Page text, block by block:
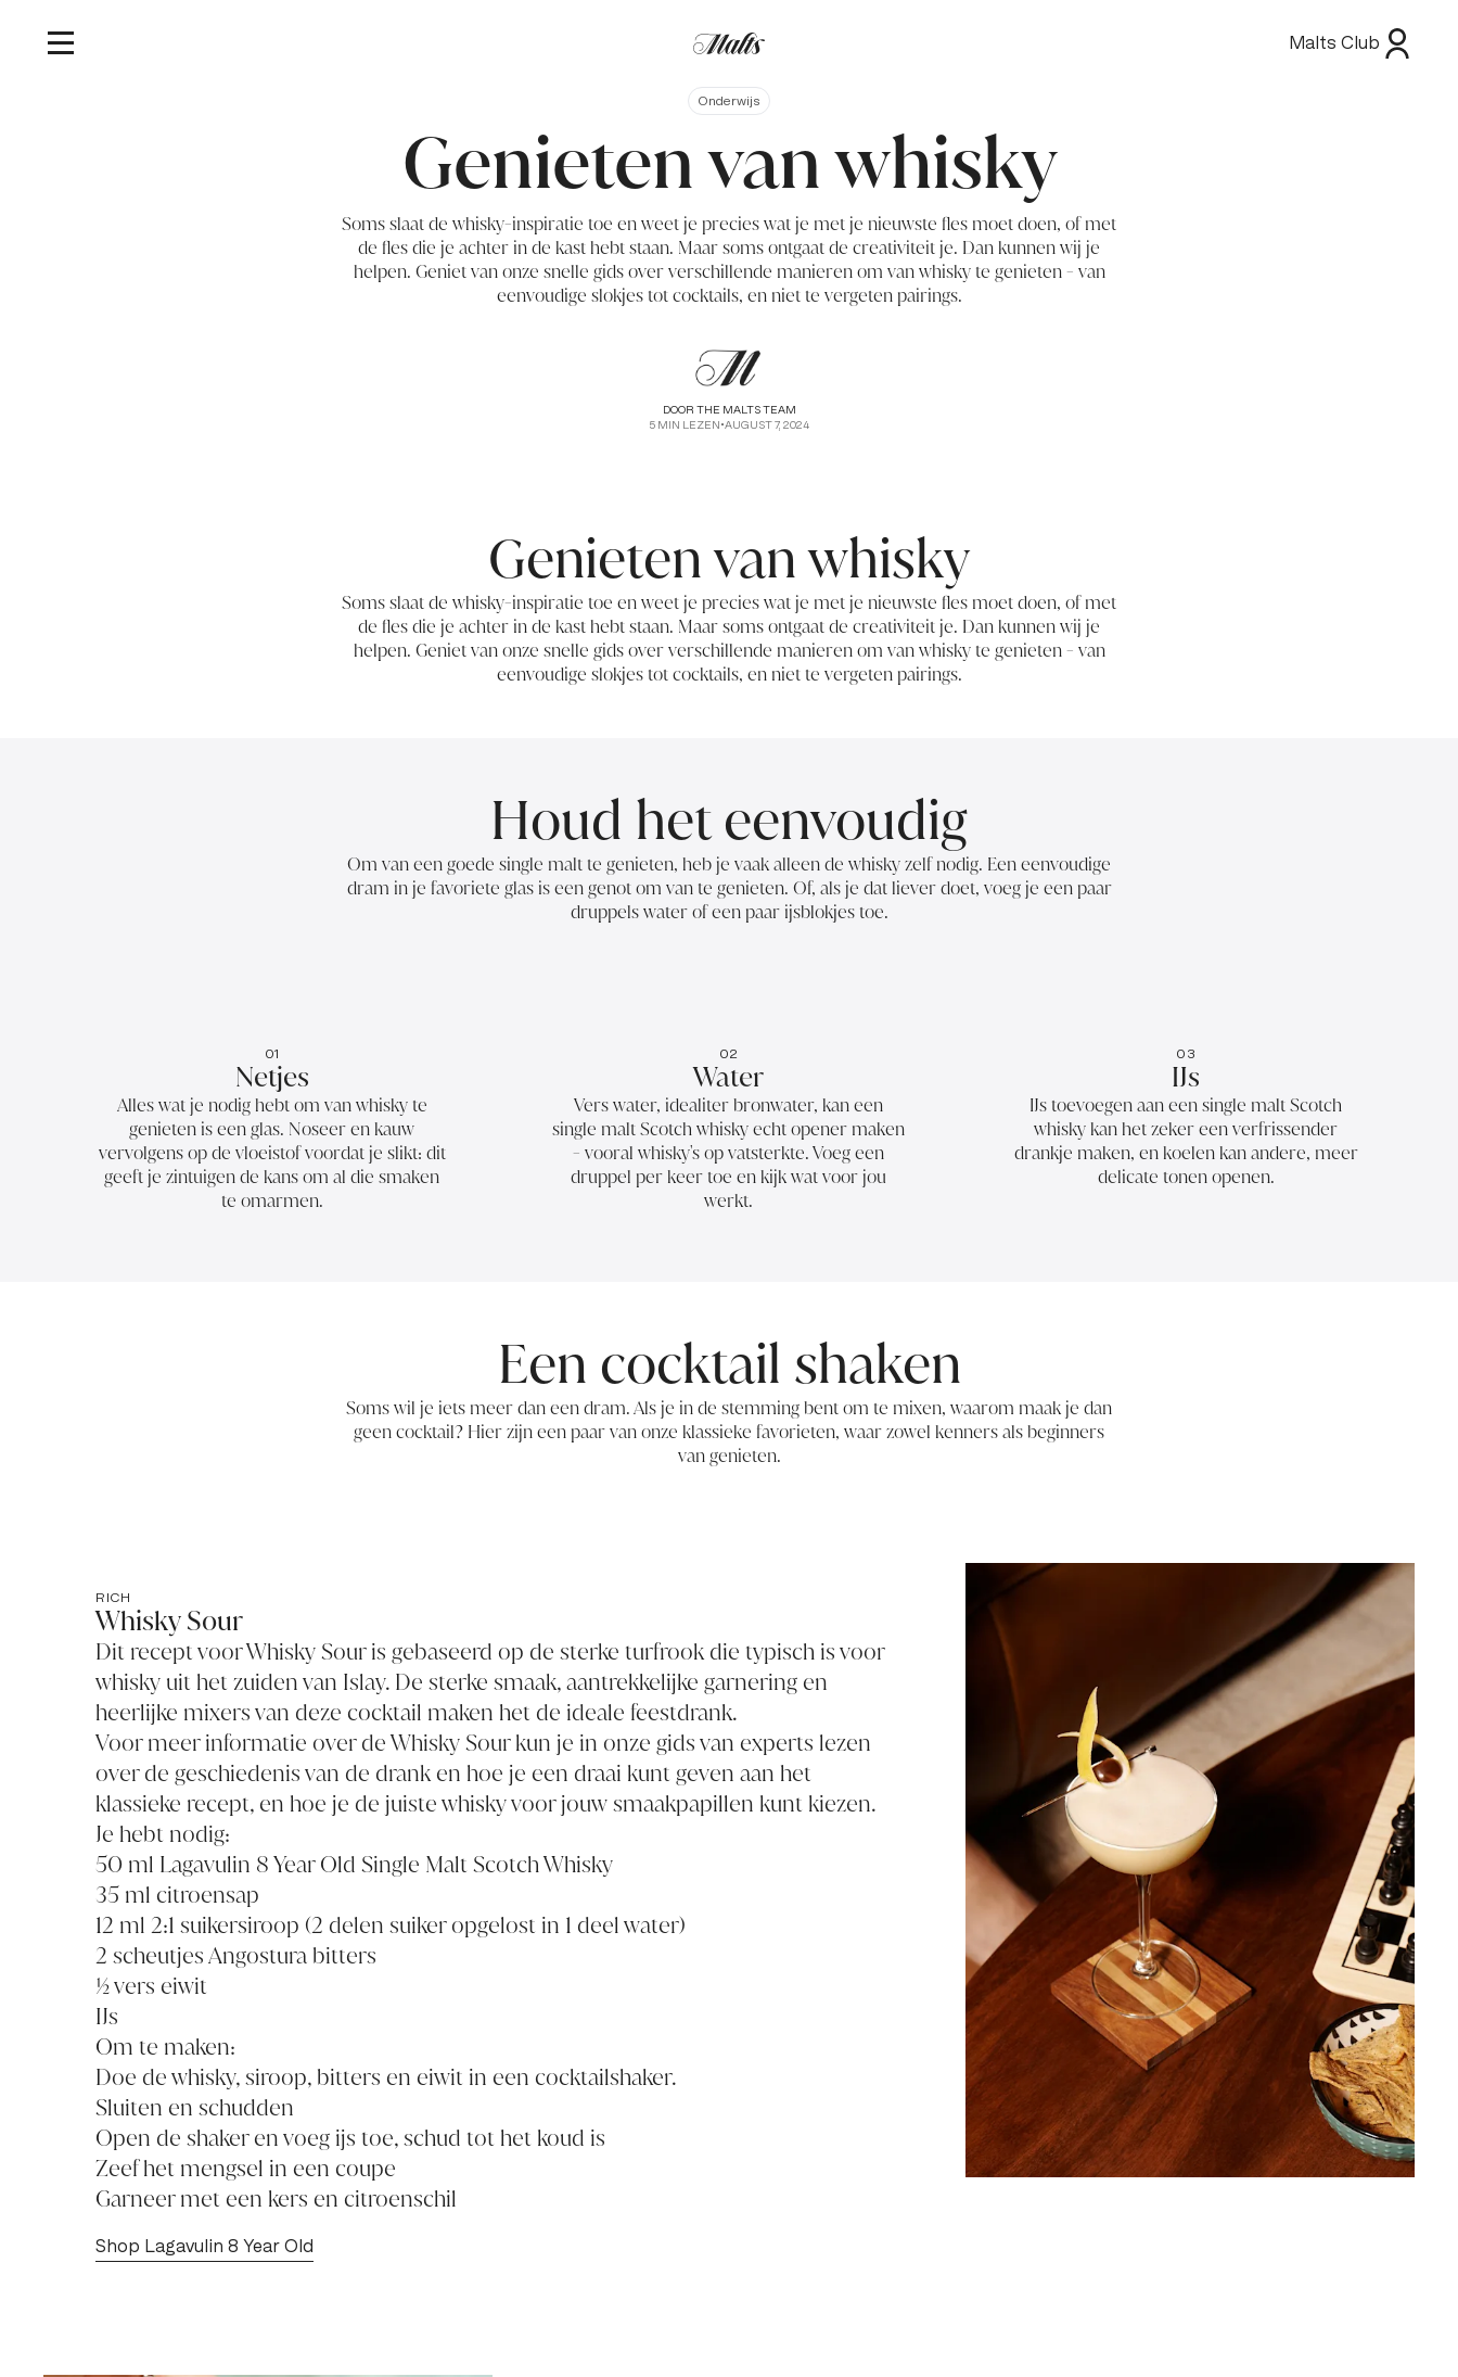
Malts Club
Onderwijs
Genieten van whisky
Soms slaat de whisky-inspiratie toe en weet je precies wat je met je nieuwste fles moet doen, of met
de fles die je achter in de kast hebt staan. Maar soms ontgaat de creativiteit je. Dan kunnen wij je
helpen. Geniet van onze snelle gids over verschillende manieren om van whisky te genieten - van
eenvoudige slokjes tot cocktails, en niet te vergeten pairings.
DOOR THE MALTS TEAM
5 MIN LEZEN•AUGUST 7, 2024
Genieten van whisky
Soms slaat de whisky-inspiratie toe en weet je precies wat je met je nieuwste fles moet doen, of met
de fles die je achter in de kast hebt staan. Maar soms ontgaat de creativiteit je. Dan kunnen wij je
helpen. Geniet van onze snelle gids over verschillende manieren om van whisky te genieten - van
eenvoudige slokjes tot cocktails, en niet te vergeten pairings.
Houd het eenvoudig
Om van een goede single malt te genieten, heb je vaak alleen de whisky zelf nodig. Een eenvoudige
dram in je favoriete glas is een genot om van te genieten. Of, als je dat liever doet, voeg je een paar
druppels water of een paar ijsblokjes toe.
01
Netjes
Alles wat je nodig hebt om van whisky te
genieten is een glas. Noseer en kauw
vervolgens op de vloeistof voordat je slikt: dit
geeft je zintuigen de kans om al die smaken
te omarmen.
02
Water
Vers water, idealiter bronwater, kan een
single malt Scotch whisky echt opener maken
- vooral whisky's op vatsterkte. Voeg een
druppel per keer toe en kijk wat voor jou
werkt.
03
IJs
IJs toevoegen aan een single malt Scotch
whisky kan het zeker een verfrissender
drankje maken, en koelen kan andere, meer
delicate tonen openen.
Een cocktail shaken
Soms wil je iets meer dan een dram. Als je in de stemming bent om te mixen, waarom maak je dan
geen cocktail? Hier zijn een paar van onze klassieke favorieten, waar zowel kenners als beginners
van genieten.
RICH
Whisky Sour
Dit recept voor Whisky Sour is gebaseerd op de sterke turfrook die typisch is voor
whisky uit het zuiden van Islay. De sterke smaak, aantrekkelijke garnering en
heerlijke mixers van deze cocktail maken het de ideale feestdrank.
Voormeer informatie over de Whisky Sourkun je in onze gids van experts lezen
over de geschiedenis van de drank en hoe je een draai kunt geven aan het
klassieke recept, en hoe je de juiste whisky voor jouw smaakpapillen kunt kiezen.
Je hebt nodig:
50 ml Lagavulin 8 Year Old Single Malt Scotch Whisky
35 ml citroensap
12 ml 2:1 suikersiroop (2 delen suiker opgelost in 1 deel water)
2 scheutjes Angostura bitters
½ vers eiwit
IJs
Om te maken:
Doe de whisky, siroop, bitters en eiwit in een cocktailshaker.
Sluiten en schudden
Open de shaker en voeg ijs toe, schud tot het koud is
Zeef het mengsel in een coupe
Garneer met een kers en citroenschil
Shop Lagavulin 8 Year Old